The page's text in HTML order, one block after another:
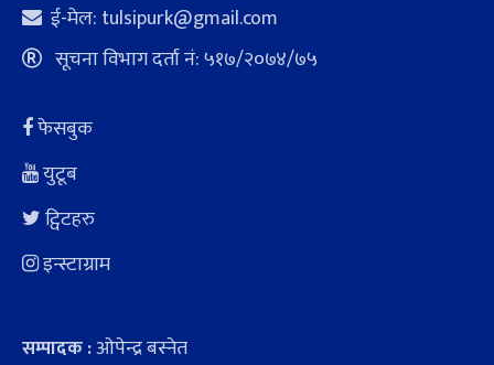
ई-मेल: tulsipurk@gmail.com
सूचना विभाग दर्ता नं: ५१७/२०७४/७५
फेसबुक
युटूब
ट्विटहरु
इन्स्टाग्राम
सम्पादक :ओपेन्द्र बस्नेत